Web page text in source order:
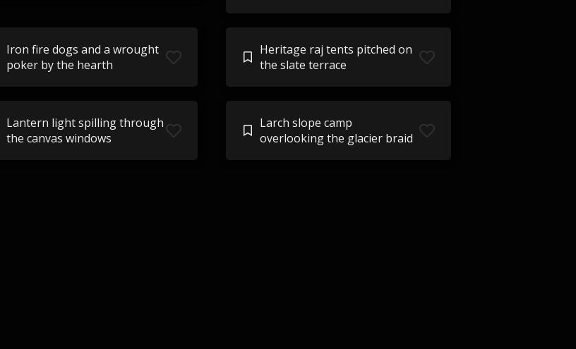
Iron fire dogs and a wrought
poker by the hearth
Heritage raj tents pitched on
the slate terrace
Lantern light spilling through
the canvas windows
Larch slope camp
overlooking the glacier braid